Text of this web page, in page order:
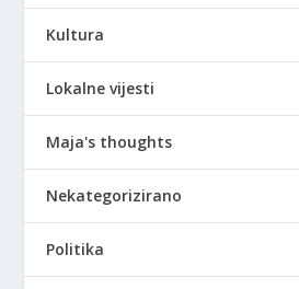
Kultura
Lokalne vijesti
Maja's thoughts
Nekategorizirano
Politika